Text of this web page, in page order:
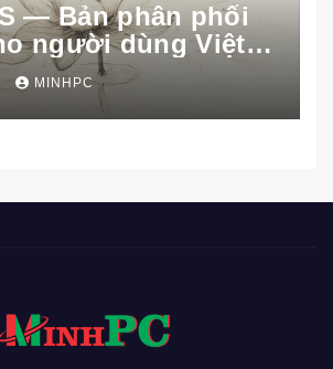
— Bản phân phối
người dùng Việt
MINHPC